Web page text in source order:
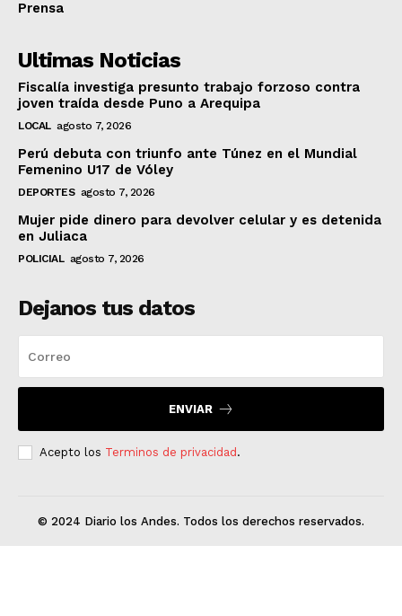
Prensa
Ultimas Noticias
Fiscalía investiga presunto trabajo forzoso contra
joven traída desde Puno a Arequipa
LOCAL agosto 7, 2026
Perú debuta con triunfo ante Túnez en el Mundial
Femenino U17 de Vóley
DEPORTES agosto 7, 2026
Mujer pide dinero para devolver celular y es detenida
en Juliaca
POLICIAL agosto 7, 2026
Dejanos tus datos
ENVIAR
Acepto los Terminos de privacidad .
© 2024 Diario los Andes. Todos los derechos reservados.